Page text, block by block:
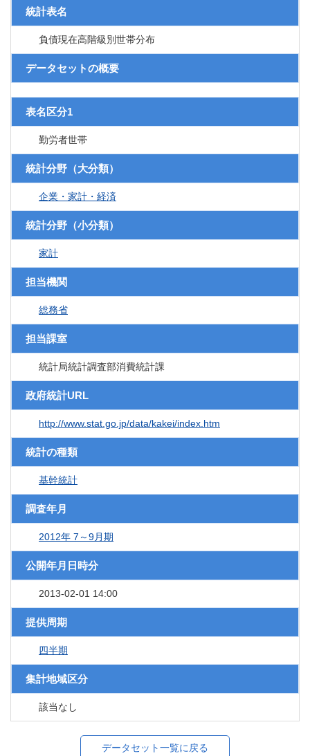
統計表名
負債現在高階級別世帯分布
データセットの概要
表名区分1
勤労者世帯
統計分野（大分類）
企業・家計・経済
統計分野（小分類）
家計
担当機関
総務省
担当課室
統計局統計調査部消費統計課
政府統計URL
http://www.stat.go.jp/data/kakei/index.htm
統計の種類
基幹統計
調査年月
2012年 7～9月期
公開年月日時分
2013-02-01 14:00
提供周期
四半期
集計地域区分
該当なし
データセット一覧に戻る